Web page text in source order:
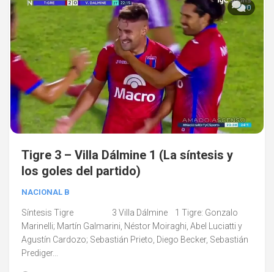
0
Tigre 3 – Villa Dálmine 1 (La síntesis y
los goles del partido)
NACIONAL B
Síntesis Tigre 3 Villa Dálmine 1 Tigre: Gonzalo
Marinelli; Martín Galmarini, Néstor Moiraghi, Abel Luciatti y
Agustín Cardozo; Sebastián Prieto, Diego Becker, Sebastián
Prediger...